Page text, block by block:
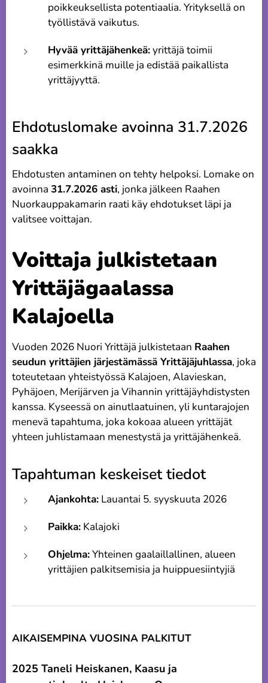
poikkeuksellista potentiaalia. Yrityksellä on
työllistävä vaikutus.
Hyvää yrittäjähenkeä:yrittäjä toimii
esimerkkinä muille ja edistää paikallista
yrittäjyyttä.
Ehdotuslomake avoinna 31.7.2026
saakka
Ehdotusten antaminen on tehty helpoksi. Lomake on
avoinna 31.7.2026 asti, jonka jälkeen Raahen
Nuorkauppakamarin raati käy ehdotukset läpi ja
valitsee voittajan.
Voittaja julkistetaan
Yrittäjägaalassa
Kalajoella
Vuoden 2026 Nuori Yrittäjä julkistetaan Raahen
seudun yrittäjien järjestämässä Yrittäjäjuhlassa, joka
toteutetaan yhteistyössä Kalajoen, Alavieskan,
Pyhäjoen, Merijärven ja Vihannin yrittäjäyhdistysten
kanssa. Kyseessä on ainutlaatuinen, yli kuntarajojen
menevä tapahtuma, joka kokoaa alueen yrittäjät
yhteen juhlistamaan menestystä ja yrittäjähenkeä.
Tapahtuman keskeiset tiedot
Ajankohta: Lauantai 5. syyskuuta 2026
Paikka: Kalajoki
Ohjelma:Yhteinen gaalaillallinen, alueen
yrittäjien palkitsemisia ja huippuesiintyjiä
AIKAISEMPINA VUOSINA PALKITUT
2025 Taneli Heiskanen, Kaasu ja